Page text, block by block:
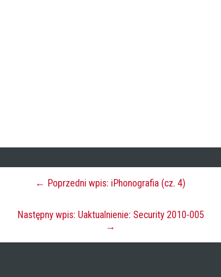
← Poprzedni wpis: iPhonografia (cz. 4)
Następny wpis: Uaktualnienie: Security 2010-005
→